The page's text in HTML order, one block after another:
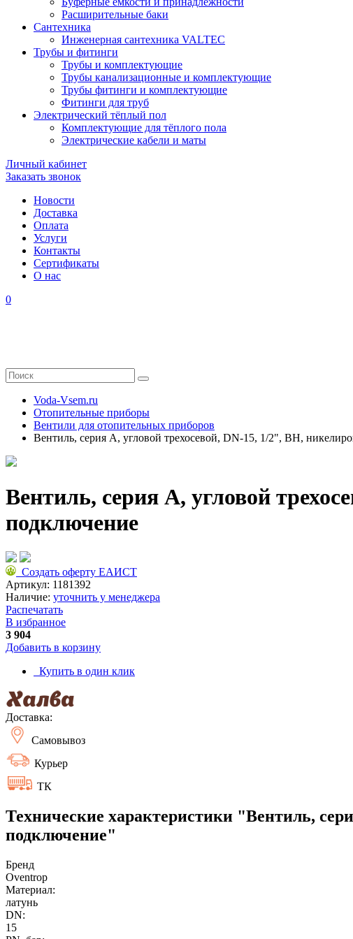
Расширительные баки
Сантехника
Инженерная сантехника VALTEC
Трубы и фитинги
Трубы и комплектующие
Трубы канализационные и комплектующие
Трубы фитинги и комплектующие
Фитинги для труб
Электрический тёплый пол
Комплектующие для тёплого пола
Электрические кабели и маты
Личный кабинет
Заказать звонок
Новости
Доставка
Оплата
Услуги
Контакты
Cертификаты
О нас
0
Voda-Vsem.ru
Отопительные приборы
Вентили для отопительных приборов
Вентиль, серия A, угловой трехосевой, DN-15, 1/2", ВН,
Вентиль, серия A, угловой
подключение
Создать оферту ЕАИСТ
Артикул: 1181392
Наличие: уточнить у менеджера
Распечатать
В избранное
3 904
Добавить в корзину
Купить в один клик
Доставка:
Самовывоз
Курьер
ТК
Технические характеристики "Вентиль,
подключение"
Бренд
Oventrop
Материал:
латунь
DN:
15